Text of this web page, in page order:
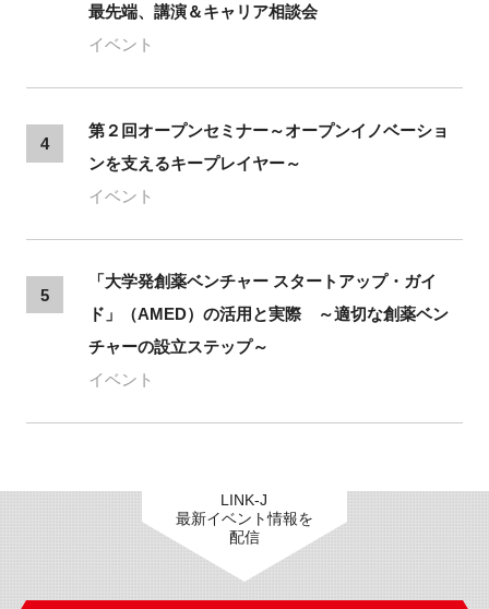
最先端、講演＆キャリア相談会
イベント
4
第２回オープンセミナー～オープンイノベーショ
ンを支えるキープレイヤー～
イベント
5
「大学発創薬ベンチャー スタートアップ・ガイ
ド」（AMED）の活用と実際 ～適切な創薬ベン
チャーの設立ステップ～
イベント
LINK-J
最新イベント情報を
配信